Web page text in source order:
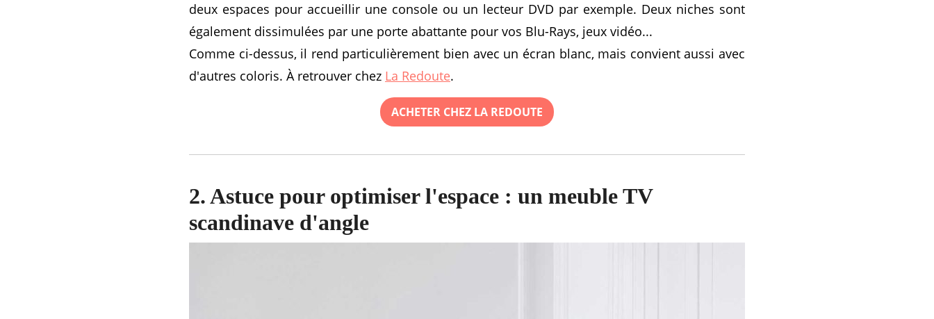
deux espaces pour accueillir une console ou un lecteur DVD par exemple. Deux niches sont
également dissimulées par une porte abattante pour vos Blu-Rays, jeux vidéo...
Comme ci-dessus, il rend particulièrement bien avec un écran blanc, mais convient aussi avec
d'autres coloris. À retrouver chez La Redoute.
ACHETER CHEZ LA REDOUTE
2. Astuce pour optimiser l'espace : un meuble TV
scandinave d'angle